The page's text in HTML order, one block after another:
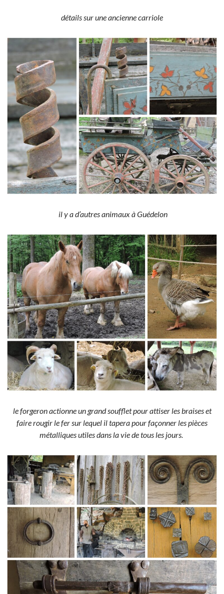
détails sur une ancienne carriole
il y a d’autres animaux à Guédelon
le forgeron actionne un grand soufflet pour attiser les braises et
faire rougir le fer sur lequel il tapera pour façonner les pièces
métalliques utiles dans la vie de tous les jours.